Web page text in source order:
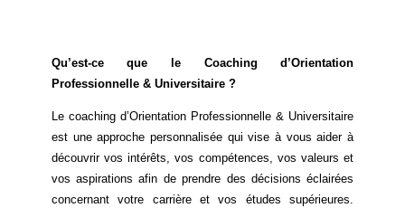
Qu’est-ce que le Coaching d’Orientation
Professionnelle & Universitaire ?
Le coaching d’Orientation Professionnelle & Universitaire
est une approche personnalisée qui vise à vous aider à
découvrir vos intérêts, vos compétences, vos valeurs et
vos aspirations afin de prendre des décisions éclairées
concernant votre carrière et vos études supérieures.